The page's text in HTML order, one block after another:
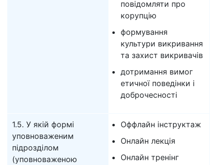
повідомляти про
корупцію
формування
культури викривання
та захист викривачів
дотримання вимог
етичної поведінки і
доброчесності
1.5. У якій формі
уповноваженим
підрозділом
(уповноваженою
Оффлайн інструктаж
Онлайн лекція
Онлайн тренінг